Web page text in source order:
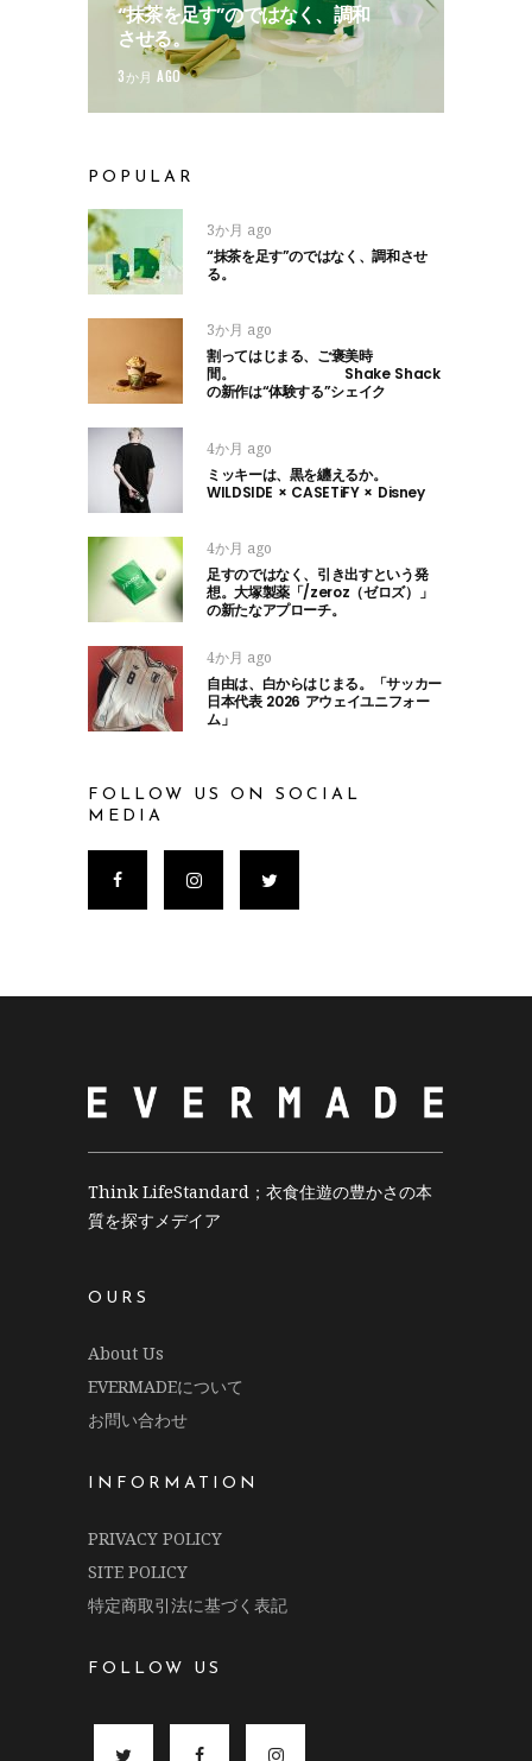
“抹茶を足す”のではなく、調和
させる。
3か月 AGO
POPULAR
3か月 ago
“抹茶を足す”のではなく、調和させ
る。
3か月 ago
割ってはじまる、ご褒美時
間。 Shake Shack
の新作は“体験する”シェイク
4か月 ago
ミッキーは、黒を纏えるか。
WILDSIDE × CASETiFY × Disney
4か月 ago
足すのではなく、引き出すという発
想。大塚製薬「/zeroz（ゼロズ）」
の新たなアプローチ。
4か月 ago
自由は、白からはじまる。「サッカー
日本代表 2026 アウェイユニフォー
ム」
FOLLOW US ON SOCIAL
MEDIA
Think LifeStandard；衣食住遊の豊かさの本
質を探すメデイア
OURS
About Us
EVERMADEについて
お問い合わせ
INFORMATION
PRIVACY POLICY
SITE POLICY
特定商取引法に基づく表記
FOLLOW US